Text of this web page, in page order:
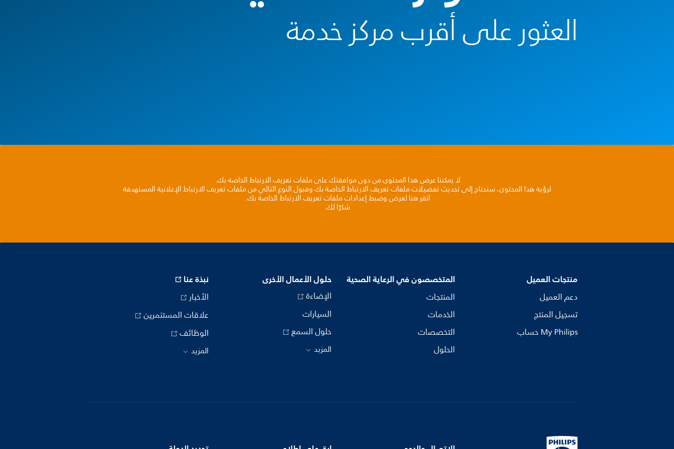
العثور على أقرب مركز خدمة
لا يمكننا عرض هذا المحتوى من دون موافقتك على ملفات تعريف الارتباط الخاصة بك.
لرؤية هذا المحتوى، ستحتاج إلى تحديث تفضيلات ملفات تعريف الارتباط الخاصة بك وقبول النوع التالي من ملفات تعريف الارتباط الإعلانية المستهدفة
انقر هنا لعرض وضبط إعدادات ملفات تعريف الارتباط الخاصة بك.
شكرًا لك.
منتجات العميل
دعم العميل
تسجيل المنتج
My Philips حساب
المتخصصون في الرعاية الصحية
المنتجات
الخدمات
التخصصات
الحلول
حلول الأعمال الأخرى
الإضاءة
السيارات
حلول السمع
المزيد
نبذة عنا
الأخبار
علاقات المستثمرين
الوظائف
المزيد